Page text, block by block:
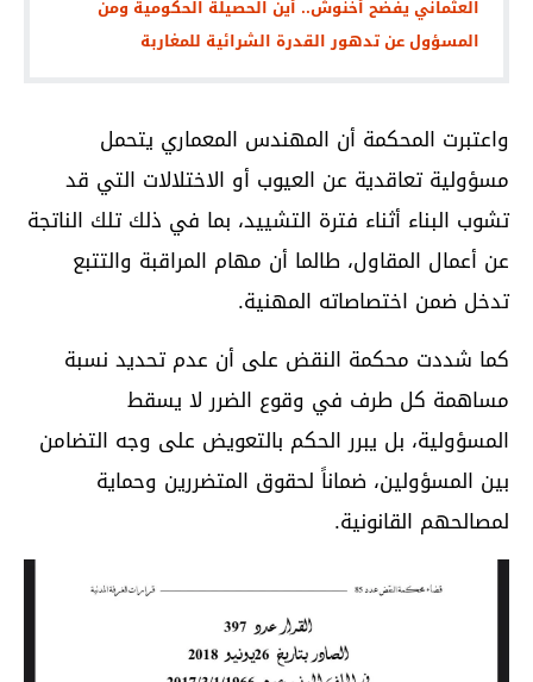
العثماني يفضح أخنوش.. أين الحصيلة الحكومية ومن
المسؤول عن تدهور القدرة الشرائية للمغاربة
واعتبرت المحكمة أن المهندس المعماري يتحمل
مسؤولية تعاقدية عن العيوب أو الاختلالات التي قد
تشوب البناء أثناء فترة التشييد، بما في ذلك تلك الناتجة
عن أعمال المقاول، طالما أن مهام المراقبة والتتبع
تدخل ضمن اختصاصاته المهنية.
كما شددت محكمة النقض على أن عدم تحديد نسبة
مساهمة كل طرف في وقوع الضرر لا يسقط
المسؤولية، بل يبرر الحكم بالتعويض على وجه التضامن
بين المسؤولين، ضماناً لحقوق المتضررين وحماية
لمصالحهم القانونية.